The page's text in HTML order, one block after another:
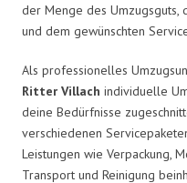
der Menge des Umzugsguts,
und dem gewünschten
Als professionelles
Ritter Villach individuelle
deine Bedürfnisse
verschiedenen
Leistungen wie Verpackung,
Transport und Reinigung